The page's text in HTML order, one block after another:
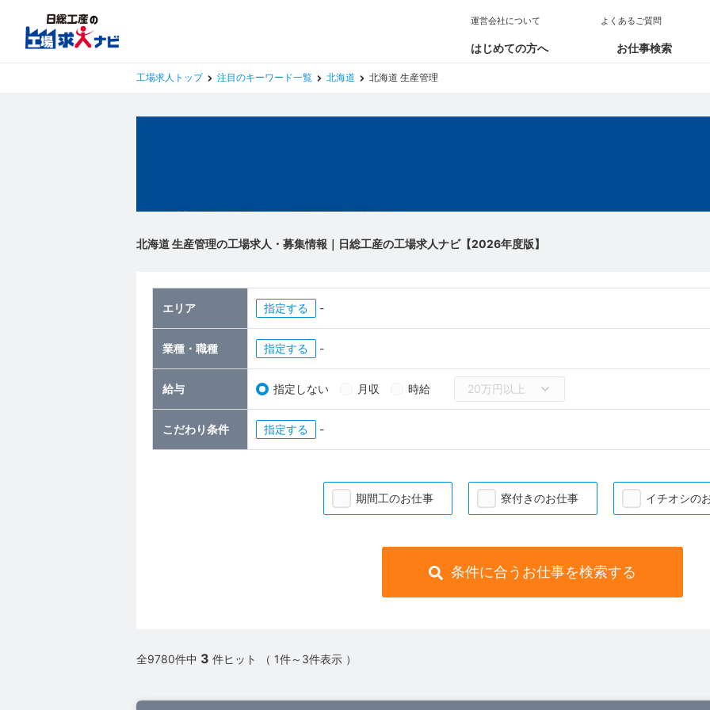
はじめての方へ お仕事検索
運営会社について よくあるご質問
工場求人トップ 注目のキーワード一覧 北海道 北海道 生産管理
北海道 生産管理の工場求人・募集情報｜日総工産の工場求人ナビ【2026年度版】
エリア 指定 -
業種・職種 指定 -
給与 指定しない 月収 時給
こだわり条件 指定 -
期間工のお仕事 寮付きのお仕事 イチオシの
条件に合うお仕事を検索する
全9780件中 3 件ヒット （ 1件～3件表示 ）